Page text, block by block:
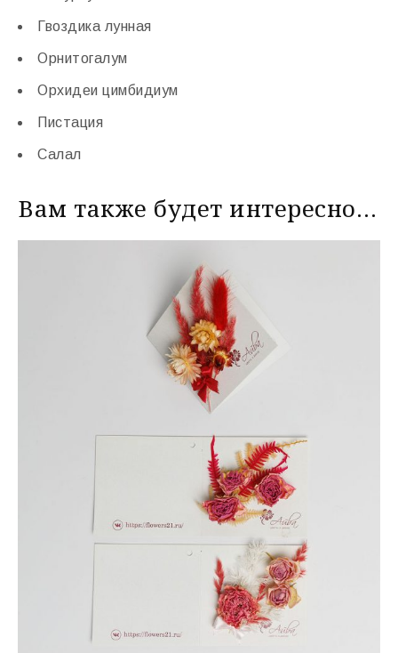
Гвоздика лунная
Орнитогалум
Орхидеи цимбидиум
Пистация
Салал
Вам также будет интересно…